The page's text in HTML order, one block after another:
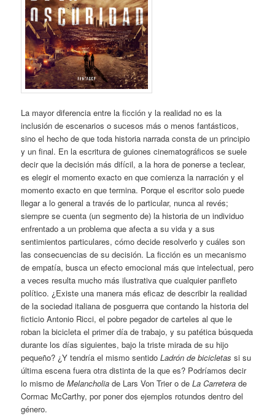
La mayor diferencia entre la ficción y la realidad no es la
inclusión de escenarios o sucesos más o menos fantásticos,
sino el hecho de que toda historia narrada consta de un principio
y un final. En la escritura de guiones cinematográficos se suele
decir que la decisión más difícil, a la hora de ponerse a teclear,
es elegir el momento exacto en que comienza la narración y el
momento exacto en que termina. Porque el escritor solo puede
llegar a lo general a través de lo particular, nunca al revés;
siempre se cuenta (un segmento de) la historia de un individuo
enfrentado a un problema que afecta a su vida y a sus
sentimientos particulares, cómo decide resolverlo y cuáles son
las consecuencias de su decisión. La ficción es un mecanismo
de empatía, busca un efecto emocional más que intelectual, pero
a veces resulta mucho más ilustrativa que cualquier panfleto
político. ¿Existe una manera más eficaz de describir la realidad
de la sociedad italiana de posguerra que contando la historia del
ficticio Antonio Ricci, el pobre pegador de carteles al que le
roban la bicicleta el primer día de trabajo, y su patética búsqueda
durante los días siguientes, bajo la triste mirada de su hijo
pequeño? ¿Y tendría el mismo sentidoLadrón de bicicletas si su
última escena fuera otra distinta de la que es? Podríamos decir
lo mismo deMelancholia de Lars Von Trier o deLa Carretera de
Cormac McCarthy, por poner dos ejemplos rotundos dentro del
género.